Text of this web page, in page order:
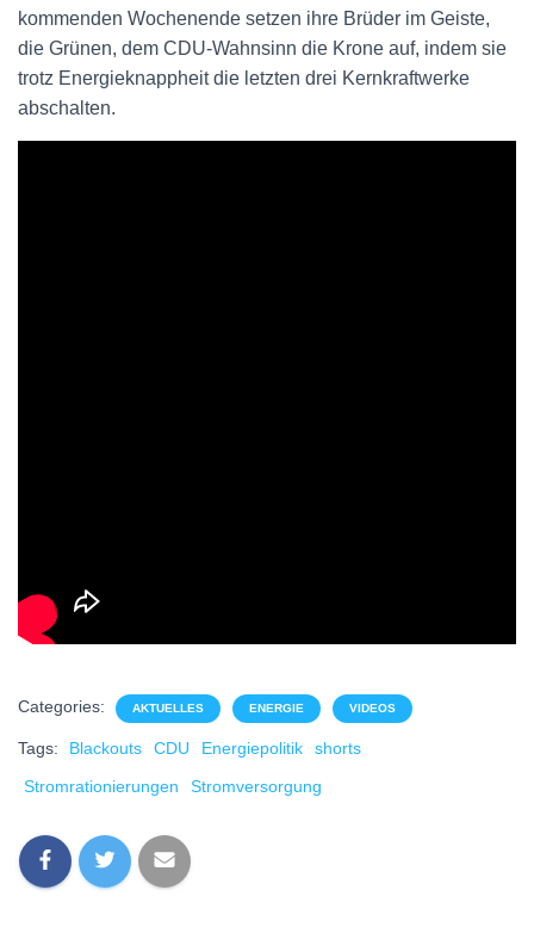
kommenden Wochenende setzen ihre Brüder im Geiste,
die Grünen, dem CDU-Wahnsinn die Krone auf, indem sie
trotz Energieknappheit die letzten drei Kernkraftwerke
abschalten.
Categories: AKTUELLES ENERGIE VIDEOS
Tags: Blackouts CDU Energiepolitik
shorts
Stromrationierungen
Stromversorgung